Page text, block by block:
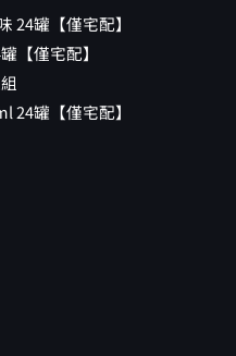
24罐【僅宅配】
【僅宅配】
24罐【僅宅配】